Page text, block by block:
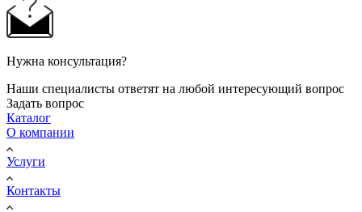
Нужна консультация?
Наши специалисты ответят на любой интересующий вопрос
Задать вопрос
Каталог
О компании
Услуги
Контакты